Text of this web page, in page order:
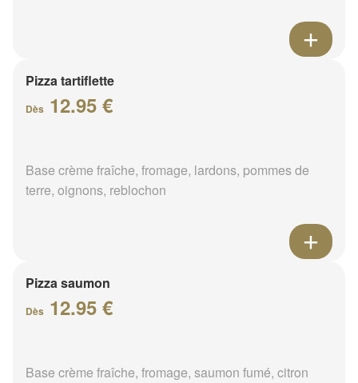
Pizza tartiflette
Dès 12.95 €
Base crème fraîche, fromage, lardons, pommes de
terre, oignons, reblochon
Pizza saumon
Dès 12.95 €
Base crème fraîche, fromage, saumon fumé, citron